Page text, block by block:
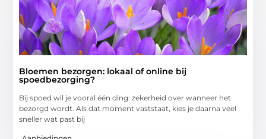
Bloemen bezorgen: lokaal of online bij
spoedbezorging?
Bij spoed wil je vooral één ding: zekerheid over wanneer het
bezorgd wordt. Als dat moment vaststaat, kies je daarna veel
sneller wat past bij